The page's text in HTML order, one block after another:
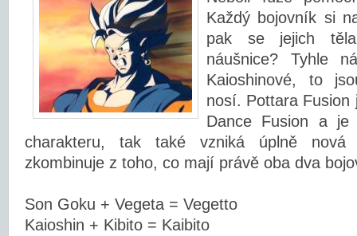
Každý bojovník si
pak se jejich
náušnice? Tyhle
Kaioshinové, to
nosí. Pottara Fusion
Dance Fusion a
charakteru, tak také vzniká úplně nová
zkombinuje z toho, co mají právě oba dva
Son Goku + Vegeta = Vegetto
Kaioshin + Kibito = Kaibito